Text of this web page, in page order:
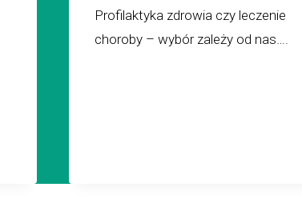
Profilaktyka zdrowia czy leczenie
choroby – wybór zależy od nas….